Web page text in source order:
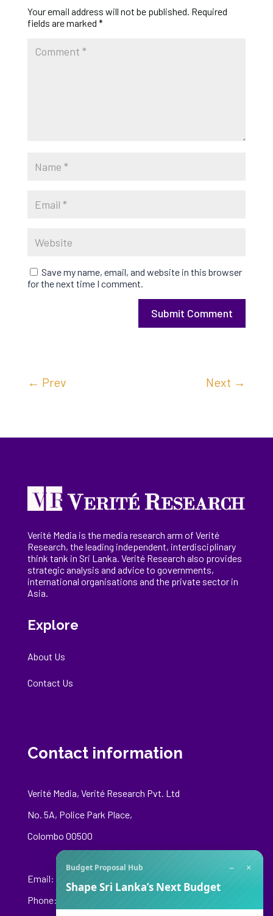
Your email address will not be published. Required
fields are marked *
Save my name, email, and website in this browser
for the next time I comment.
Submit Comment
← Prev Next →
Verité Media is the media research arm of Verité
Research, theleading independent, interdisciplinary
think tank in Sri Lanka. Verité Research also provides
strategic analysis and advice to governments,
international organisations and the private sector in
Asia.
Explore
About Us
Contact Us
Contact information
Verité Media, Verité Research Pvt. Ltd
No. 5A, Police Park Place,
Colombo 00500
Email:
Phone: +94 76 148 8544
Budget Proposal Hub − ×
Shape Sri Lanka’s Next Budget